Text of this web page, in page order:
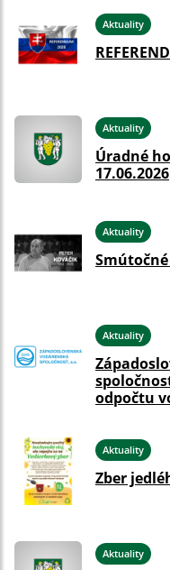
Aktuality
Aktuality
Úradné
17.06.2026
Aktuality
Aktuality
odpočtu
Aktuality
Zber
Aktuality